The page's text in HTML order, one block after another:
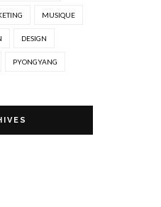
MUSIQUE
DESIGN
PYONGYANG